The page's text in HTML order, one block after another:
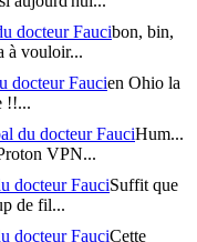
docteur Faucibon, bin,
à vouloir...
docteur Faucien Ohio la
!!...
du docteur FauciHum...
VPN...
docteur FauciSuffit que
de fil...
docteur FauciCette